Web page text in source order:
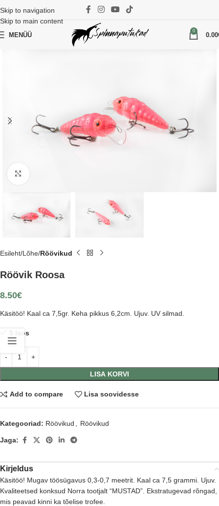
Skip to navigation
Skip to main content
MENÜÜ
0
0.00
Esileht Lõhe Röövikud
Röövik Roosa
8.50€
Käsitöö! Kaal ca 7,5gr. Keha pikkus 6,2cm. Ujuv. UV silmad.
5 laos
LISA KORVI
Add to compare Lisa soovidesse
Kategooriad: Röövikud Röövikud
Jaga:
Kirjeldus
Käsitöö! Mugav töösügavus 0,3-0,7 meetrit. Kaal ca 7,5 grammi. Ujuv.
Kvaliteetsed konksud Norra tootjalt “MUSTAD”. Ekstratugevad rõngad,
mis peavad kinni ka tõelise trofee.